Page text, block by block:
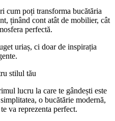
cum poți transforma bucătăria
ținând cont atât de mobilier, cât
perfectă.
uriaș, ci doar de inspirația
stilul tău
lucru la care te gândești este
o bucătărie modernă,
va reprezenta perfect.